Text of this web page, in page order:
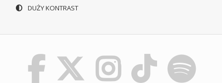
DUŻY KONTRAST